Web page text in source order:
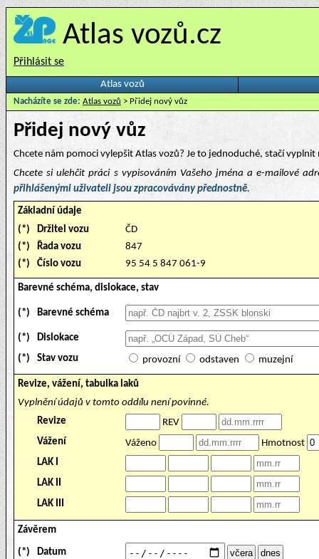
Atlas vozů.cz
Přihlásit se
Atlas vozů
Nacházíte se zde: Atlas vozů > Přidej nový vůz
Přidej nový vůz
Chcete nám pomoci vylepšit Atlas vozů? Je to jednoduché, stačí
Chcete si ulehčit práci s vypisováním Vašeho jména a e-mailové
přihlášenými uživateli jsou zpracovávány přednostně.
Základní údaje
(*)
Držitel vozu
ČD
(*)
Řada vozu
847
(*)
Číslo vozu 95 54 5 847 061-9
Barevné schéma, dislokace, stav
(*) Barevné schéma
(*)
Dislokace
(*)
Stav vozu provozní odstaven muzejní
Revize, vážení, tabulka laků
Vyplnění údajů v tomto oddílu není povinné.
Revize
REV
Vážení
Váženo
Hmotnost
LAK I
LAK II
LAK III
Závěrem
(*) Datum